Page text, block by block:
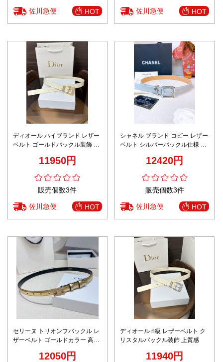
佐川急便 HOT 佐川急便 HOT
ディオール ハイブランド レザー
ベルト ゴールドバックル装飾 丁
11950円
販売個数3件
佐川急便 HOT
シャネル ブランド コピー レザー
ベルト シルバーバックル仕様 高
12420円
販売個数3件
佐川急便 HOT
セリーヌ トリオンフバックル レ
ザーベルト ゴールドカラー 高再
高級感仕上げ 2025新作 安心の日
12050円
ディオール n級 レザーベルト ク
リスタルバックル装飾 上質感
11940円